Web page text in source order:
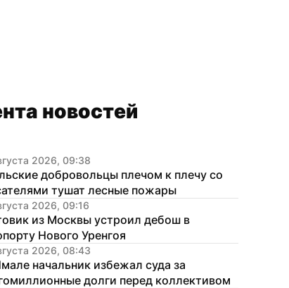
новостей
2026, 09:38
добровольцы плечом к плечу со
тушат лесные пожары
2026, 09:16
из Москвы устроил дебош в
Нового Уренгоя
2026, 08:43
начальник избежал суда за
долги перед коллективом